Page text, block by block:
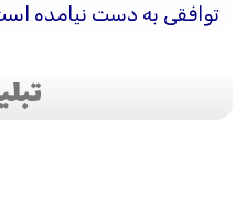
توافقی به دست نیامده